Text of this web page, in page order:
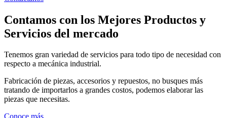
Contamos con los Mejores Productos y
Servicios del mercado
Tenemos gran variedad de servicios para todo tipo de necesidad con
respecto a mecánica industrial.
Fabricación de piezas, accesorios y repuestos, no busques más
tratando de importarlos a grandes costos, podemos elaborar las
piezas que necesitas.